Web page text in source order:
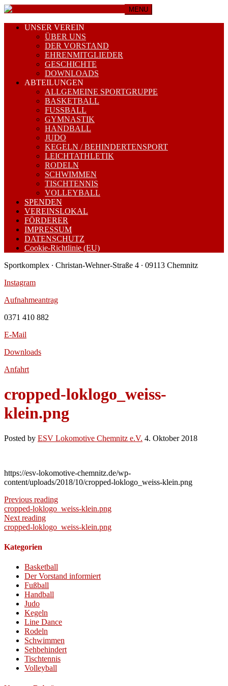
MENU
UNSER VEREIN
ÜBER UNS
DER VORSTAND
EHRENMITGLIEDER
GESCHICHTE
DOWNLOADS
ABTEILUNGEN
ALLGEMEINE SPORTGRUPPE
BASKETBALL
FUSSBALL
GYMNASTIK
HANDBALL
JUDO
KEGELN / BEHINDERTENSPORT
LEICHTATHLETIK
RODELN
SCHWIMMEN
TISCHTENNIS
VOLLEYBALL
SPENDEN
VEREINSLOKAL
FÖRDERER
IMPRESSUM
DATENSCHUTZ
Cookie-Richtlinie (EU)
Sportkomplex ∙ Christan-Wehner-Straße 4 ∙ 09113 Chemnitz
Instagram
Aufnahmeantrag
0371 410 882
E-Mail
Downloads
Anfahrt
cropped-loklogo_weiss-
klein.png
Posted by ESV Lokomotive Chemnitz e.V. 4. Oktober 2018
https://esv-lokomotive-chemnitz.de/wp-
content/uploads/2018/10/cropped-loklogo_weiss-klein.png
Previous reading
cropped-loklogo_weiss-klein.png
Next reading
cropped-loklogo_weiss-klein.png
Kategorien
Basketball
Der Vorstand informiert
Fußball
Handball
Judo
Kegeln
Line Dance
Rodeln
Schwimmen
Sehbehindert
Tischtennis
Volleyball